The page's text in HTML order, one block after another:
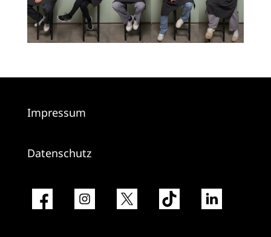
Impressum
Datenschutz